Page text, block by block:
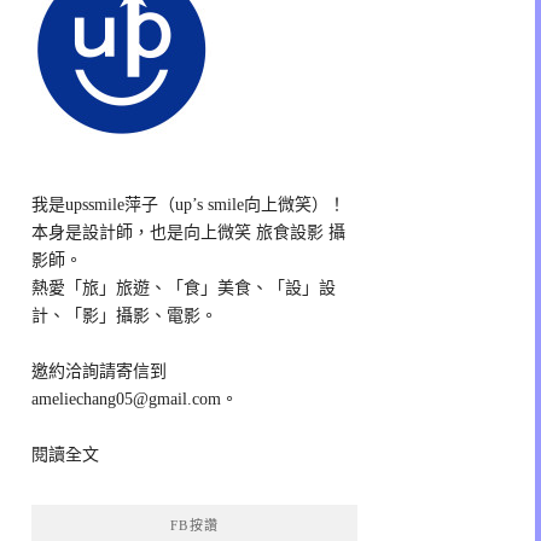
我是upssmile萍子（up’s smile向上微笑）！
本身是設計師，也是向上微笑 旅食設影 攝
影師。
熱愛「旅」旅遊、「食」美食、「設」設
計、「影」攝影、電影。
邀約洽詢請寄信到
ameliechang05@gmail.com。
閱讀全文
FB按讚